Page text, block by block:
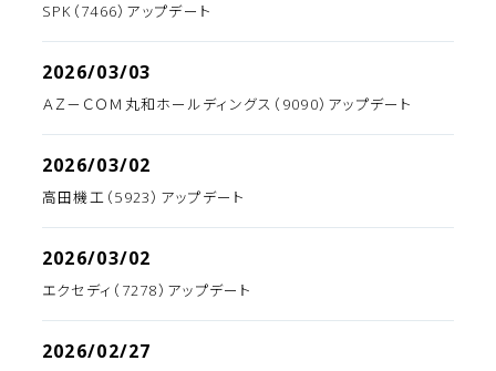
SPK（7466）アップデート
2026/03/03
ＡＺ－ＣＯＭ丸和ホールディングス（9090）アップデート
2026/03/02
高田機工（5923）アップデート
2026/03/02
エクセディ（7278）アップデート
2026/02/27